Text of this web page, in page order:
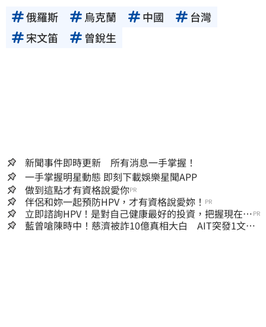
俄羅斯 烏克蘭 中國
台灣
宋文笛
曾銳生
新聞事件即時更新 所有消息一手掌握！
一手掌握明星動態 即刻下載娛樂星聞APP
做到這點才有資格說愛你PR
伴侶和妳一起預防HPV，才有資格說愛妳！ PR
立即諮詢HPV！是對自己健康最好的投資，把握現在不
嫌晚！
PR
藍曾嗆陳時中！慈濟被詐10億真相大白 AIT突發1文酸